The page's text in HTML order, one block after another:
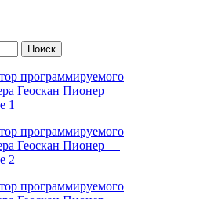
Поиск